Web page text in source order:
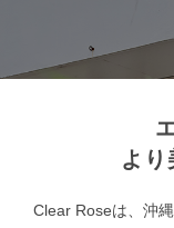
より
Clear Roseは、沖